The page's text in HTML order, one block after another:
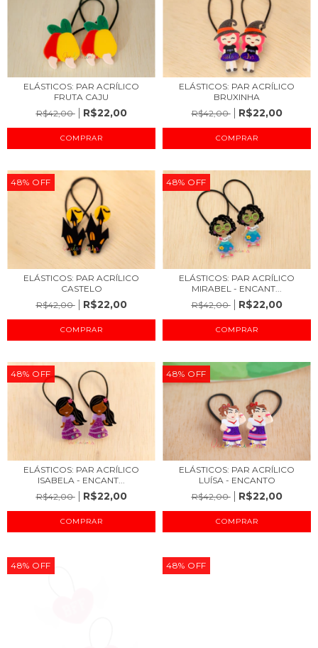
ELÁSTICOS: PAR ACRÍLICO
FRUTA CAJU
R$42,00
R$22,00
ELÁSTICOS: PAR ACRÍLICO
BRUXINHA
R$42,00
R$22,00
48% OFF
ELÁSTICOS: PAR ACRÍLICO
CASTELO
R$42,00
R$22,00
48% OFF
ELÁSTICOS: PAR ACRÍLICO
MIRABEL - ENCANT...
R$42,00
R$22,00
48% OFF
ELÁSTICOS: PAR ACRÍLICO
ISABELA - ENCANT...
R$42,00
R$22,00
48% OFF
ELÁSTICOS: PAR ACRÍLICO
LUÍSA - ENCANTO
R$42,00
R$22,00
48% OFF 48% OFF